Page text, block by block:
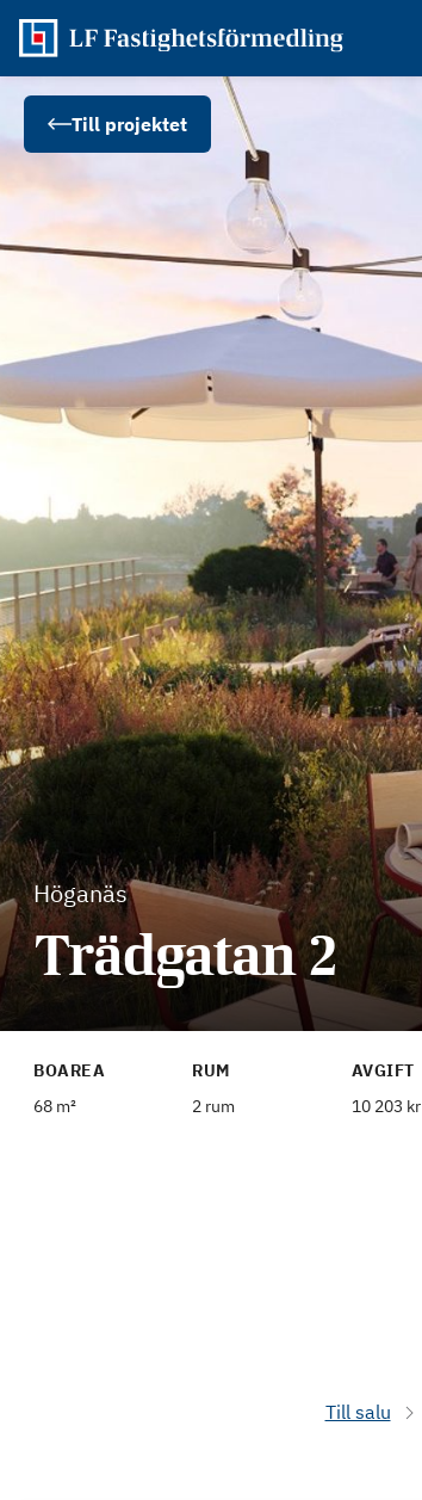
Till projektet
Höganäs
Trädgatan 2
BOAREA
68 m²
RUM
2 rum
AVGIFT
10 203 kr
Till salu